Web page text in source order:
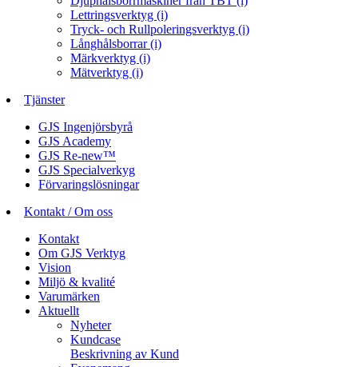
Lettringsverktyg (i)
Tryck- och Rullpoleringsverktyg (i)
Långhålsborrar (i)
Märkverktyg (i)
Mätverktyg (i)
Tjänster
GJS Ingenjörsbyrå
GJS Academy
GJS Re-new™
GJS Specialverkyg
Förvaringslösningar
Kontakt / Om oss
Kontakt
Om GJS Verktyg
Vision
Miljö & kvalité
Varumärken
Aktuellt
Nyheter
Kundcase
Beskrivning av Kund